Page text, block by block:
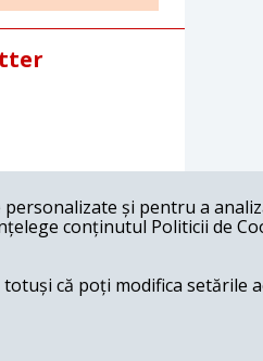
și pentru a
conținutul Politicii de
că poți modifica setările